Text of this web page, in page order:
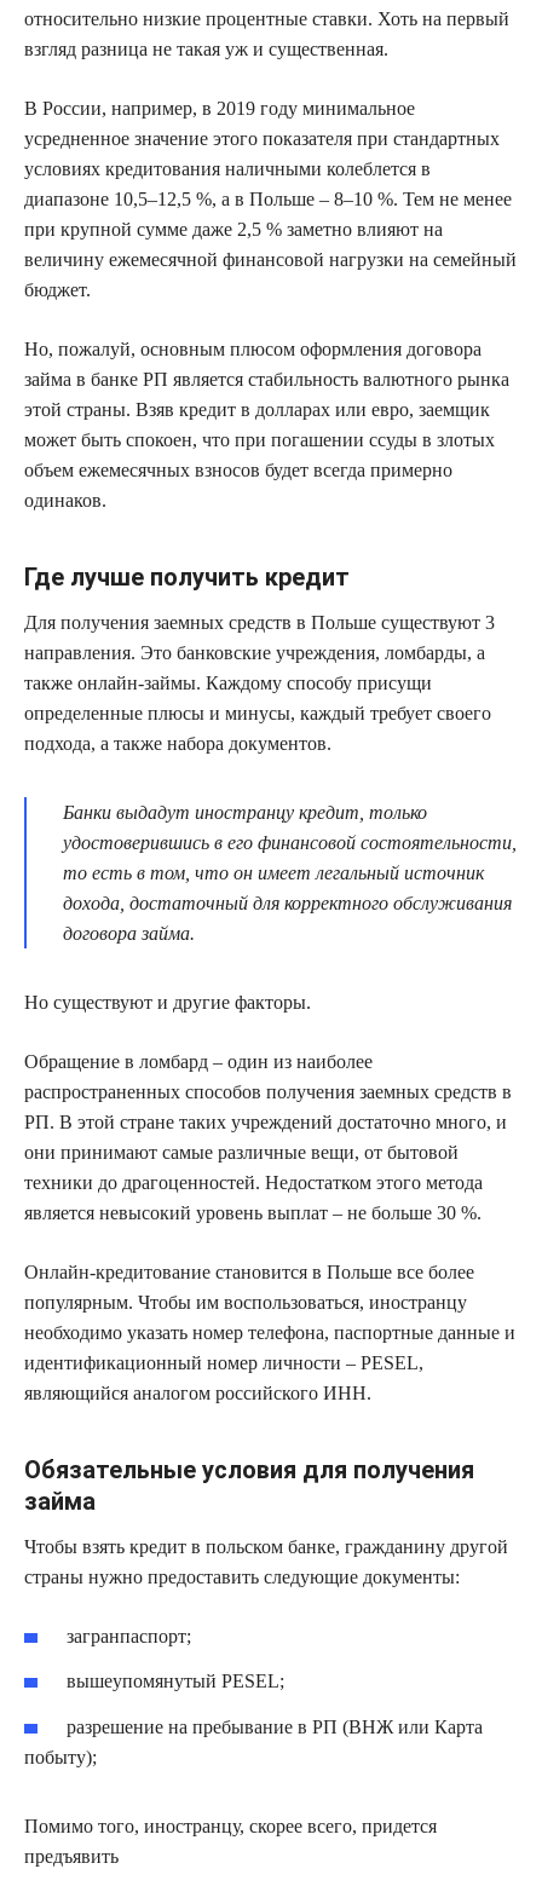
относительно низкие процентные ставки. Хоть на первый
взгляд разница не такая уж и существенная.
В России, например, в 2019 году минимальное
усредненное значение этого показателя при стандартных
условиях кредитования наличными колеблется в
диапазоне 10,5–12,5 %, а в Польше – 8–10 %. Тем не менее
при крупной сумме даже 2,5 % заметно влияют на
величину ежемесячной финансовой нагрузки на семейный
бюджет.
Но, пожалуй, основным плюсом оформления договора
займа в банке РП является стабильность валютного рынка
этой страны. Взяв кредит в долларах или евро, заемщик
может быть спокоен, что при погашении ссуды в злотых
объем ежемесячных взносов будет всегда примерно
одинаков.
Где лучше получить кредит
Для получения заемных средств в Польше существуют 3
направления. Это банковские учреждения, ломбарды, а
также онлайн-займы. Каждому способу присущи
определенные плюсы и минусы, каждый требует своего
подхода, а также набора документов.
Банки выдадут иностранцу кредит, только
удостоверившись в его финансовой состоятельности,
то есть в том, что он имеет легальный источник
дохода, достаточный для корректного обслуживания
договора займа.
Но существуют и другие факторы.
Обращение в ломбард – один из наиболее
распространенных способов получения заемных средств в
РП. В этой стране таких учреждений достаточно много, и
они принимают самые различные вещи, от бытовой
техники до драгоценностей. Недостатком этого метода
является невысокий уровень выплат – не больше 30 %.
Онлайн-кредитование становится в Польше все более
популярным. Чтобы им воспользоваться, иностранцу
необходимо указать номер телефона, паспортные данные и
идентификационный номер личности – PESEL,
являющийся аналогом российского ИНН.
Обязательные условия для получения
займа
Чтобы взять кредит в польском банке, гражданину другой
страны нужно предоставить следующие документы:
загранпаспорт;
вышеупомянутый PESEL;
разрешение на пребывание в РП (ВНЖ или Карта
побыту);
Помимо того, иностранцу, скорее всего, придется
предъявить